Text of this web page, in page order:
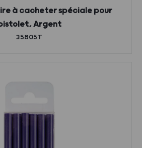
à cacheter spéciale pour
Argent
35805T